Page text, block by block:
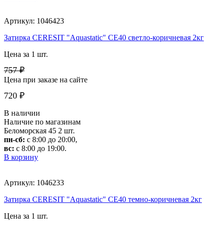
Артикул: 1046423
Затирка CERESIT "Aquastatic" CE40 светло-коричневая 2кг
Цена за 1 шт.
757 ₽
Цена при заказе на сайте
720 ₽
В наличии
Наличие по магазинам
Беломорская 45 2 шт.
пн-сб: с 8:00 до 20:00,
вс: с 8:00 до 19:00.
В корзину
Артикул: 1046233
Затирка CERESIT "Aquastatic" CE40 темно-коричневая 2кг
Цена за 1 шт.